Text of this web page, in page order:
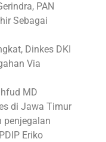
PAN
Sebagai
Dinkes DKI
Via
MD
di Jawa Timur
penjegalan
Eriko